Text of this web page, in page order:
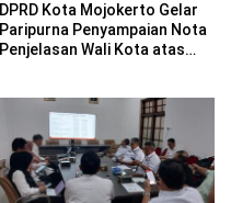
DPRD Kota Mojokerto Gelar
Paripurna Penyampaian Nota
Penjelasan Wali Kota atas